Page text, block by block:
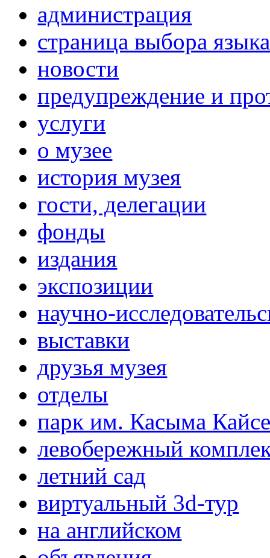
администрация
страница выбора языка
новости
предупреждение и
услуги
о музее
история музея
гости, делегации
фонды
издания
экспозиции
научно-
выставки
друзья музея
отделы
парк им. Касыма
левобережный
летний сад
виртуальный 3d-тур
на английском